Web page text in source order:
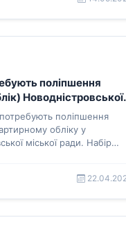
поліпшення
Новодністровської
поліпшення
обліку у
міської ради. Набір
одержання жилих